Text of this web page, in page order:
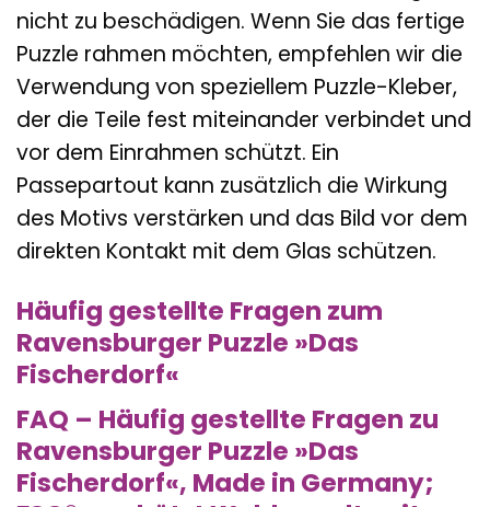
nicht zu beschädigen. Wenn Sie das fertige
Puzzle rahmen möchten, empfehlen wir die
Verwendung von speziellem Puzzle-Kleber,
der die Teile fest miteinander verbindet und
vor dem Einrahmen schützt. Ein
Passepartout kann zusätzlich die Wirkung
des Motivs verstärken und das Bild vor dem
direkten Kontakt mit dem Glas schützen.
Häufig gestellte Fragen zum
Ravensburger Puzzle »Das
Fischerdorf«
FAQ – Häufig gestellte Fragen zu
Ravensburger Puzzle »Das
Fischerdorf«, Made in Germany;